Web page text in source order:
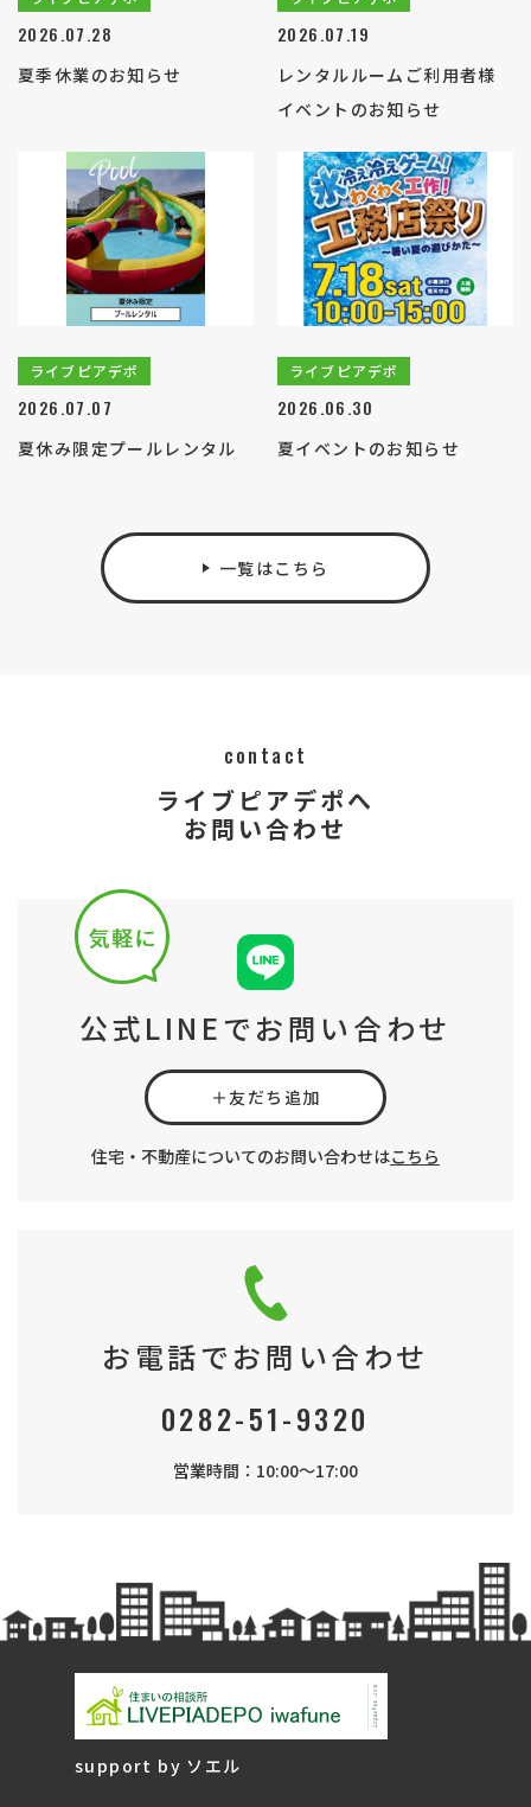
2026.07.28
夏季休業のお知らせ
2026.07.19
レンタルルームご利用者様
イベントのお知らせ
ライブピアデポ
2026.07.07
夏休み限定プールレンタル
ライブピアデポ
2026.06.30
夏イベントのお知らせ
一覧はこちら
contact
ライブピアデポへ
​​​​​​​​​​​​​​お問い合わせ
公式LINEでお問い合わせ
＋友だち追加
住宅・不動産についてのお問い合わせはこちら
お電話でお問い合わせ
0282-51-9320
営業時間：10:00～17:00
support by ソエル